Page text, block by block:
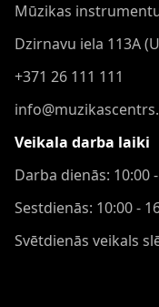
Mūzikas
Dzirnavu iela 113A
+371 26 111 111
Veikala darba laiki
Darba dienās: 10:00
Sestdienās: 10:00 -
Svētdienās veikals